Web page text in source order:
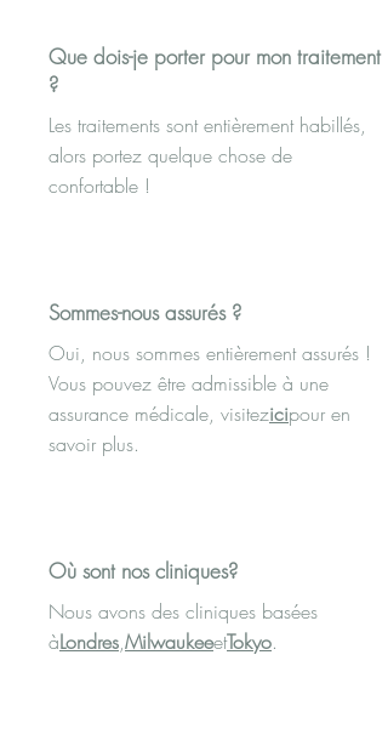
Que dois-je porter pour mon traitement
?
Les traitements sont entièrement habillés,
alors portez quelque chose de
confortable !
Sommes-nous assurés ?
Oui, nous sommes entièrement assurés !
Vous pouvez être admissible à une
assurance médicale, visitezicipour en
savoir plus.
Où sont nos cliniques?
Nous avons des cliniques basées
àLondres,MilwaukeeetTokyo.